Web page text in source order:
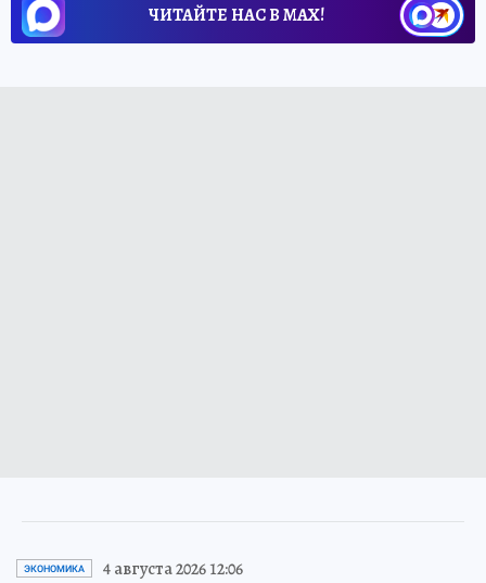
ЧИТАЙТЕ НАС В МАХ!
ЭКОНОМИКА 4 августа 2026 12:06